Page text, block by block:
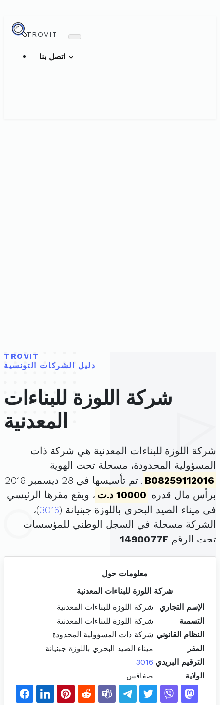
TROVIT
TROVIT
دليل الشركات التونسية
شركة اللوزة للبناءات
المعدنية
شركة اللوزة للبناءات المعدنية هي شركة ذات
المسؤولية المحدودة، مسجلة تحت الهوية
B08259112016
. تم تأسيسها في 28 ديسمبر 2016
برأس مال قدره 10000 د.ت
، ويقع مقرها الرئيسي
في ميناء الصيد البحري باللوزة جبنيانة (3016)،
الشركة مسجلة في السجل الوطني للمؤسسات
تحت الرقم 1490077F
.
معلومات حول
شركة اللوزة للبناءات المعدنية
الإسم التجاري
شركة اللوزة للبناءات المعدنية
التسمية
شركة اللوزة للبناءات المعدنية
النظام القانوني شركة ذات المسؤولية المحدودة
المقر
ميناء الصيد البحري باللوزة جبنيانة
الترقيم البريدي 3016
الولاية
صفاقس